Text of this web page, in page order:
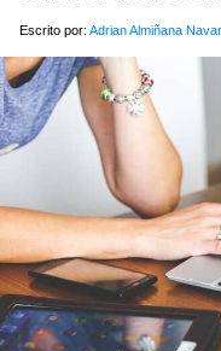
Escrito por: Adrian Almiñana